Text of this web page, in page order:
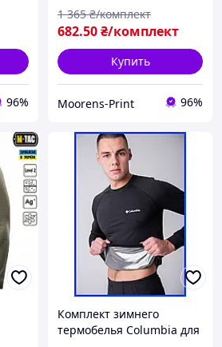
96%
682.50₴/комплект
1 365 ₴/комплект
Купить
Moorens-Print 96%
Комплект зимнего
термобелья Columbia для